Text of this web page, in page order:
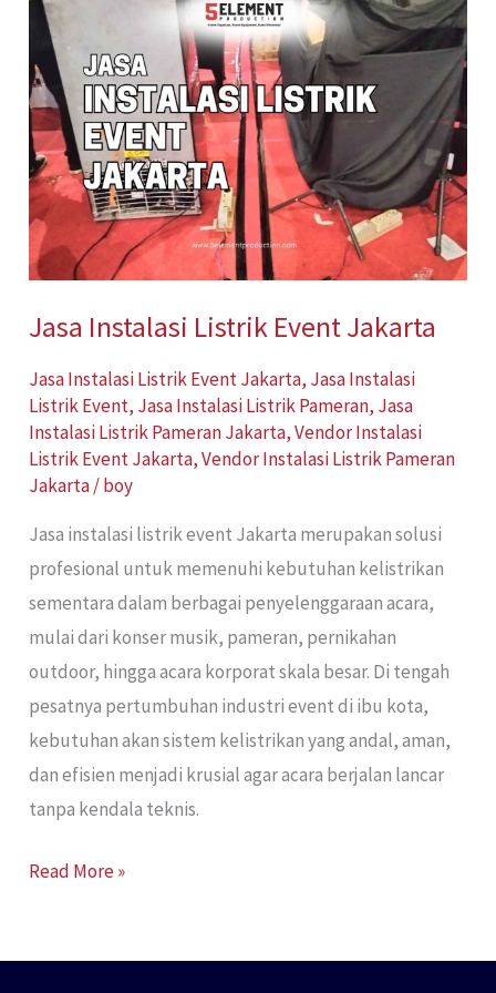
Jasa Instalasi Listrik Event Jakarta
Jasa Instalasi Listrik Event Jakarta, Jasa Instalasi
Listrik Event, Jasa Instalasi Listrik Pameran, Jasa
Instalasi Listrik Pameran Jakarta,Vendor Instalasi
Listrik Event Jakarta,Vendor Instalasi Listrik Pameran
Jakarta/boy
Jasa instalasi listrik event Jakarta merupakan solusi
profesional untuk memenuhi kebutuhan kelistrikan
sementara dalam berbagai penyelenggaraan acara,
mulai dari konser musik, pameran, pernikahan
outdoor, hingga acara korporat skala besar. Di tengah
pesatnya pertumbuhan industri event di ibu kota,
kebutuhan akan sistem kelistrikan yang andal, aman,
dan efisien menjadi krusial agar acara berjalan lancar
tanpa kendala teknis.
Instalasi
Listrik
Event
Jakarta
Read More »